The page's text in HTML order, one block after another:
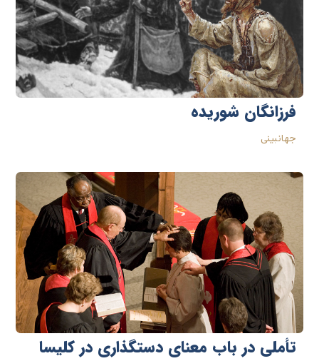
فرزانگان شوریده
جهانبینی
تأملی در باب معنای دستگذاری در کلیسا